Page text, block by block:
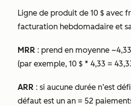
Ligne de produit de 10 $ avec
facturation hebdomadaire et
MRR : prend en moyenne
(par exemple, 10 $ * 4,33 =
ARR : si aucune durée n’est
défaut est un an = 52